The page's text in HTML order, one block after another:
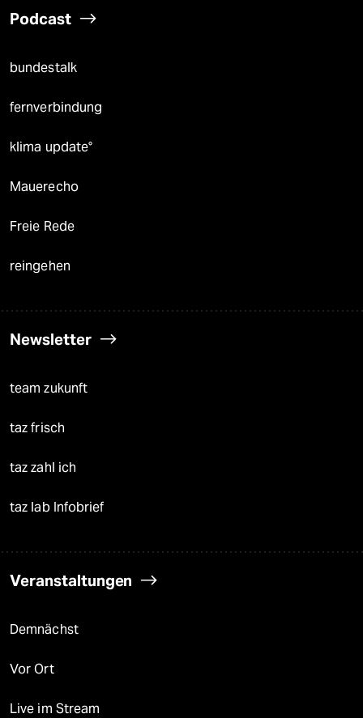
Podcast
bundestalk
fernverbindung
klima update°
Mauerecho
Freie Rede
reingehen
Newsletter
team zukunft
taz frisch
taz zahl ich
taz lab Infobrief
Veranstaltungen
Demnächst
Vor Ort
Live im Stream